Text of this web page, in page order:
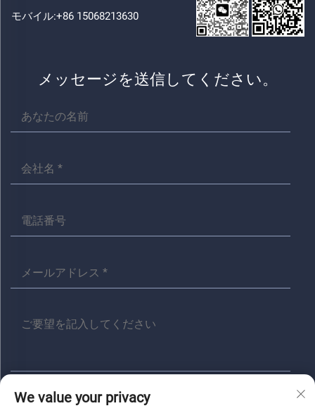
モバイル:+86 15068213630
メッセージを送信してください。
送信
We value your privacy